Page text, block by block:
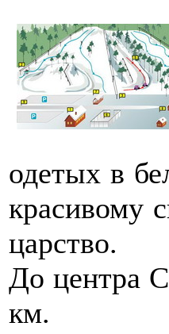
одетых в
красивому
царство.
До центра
км.